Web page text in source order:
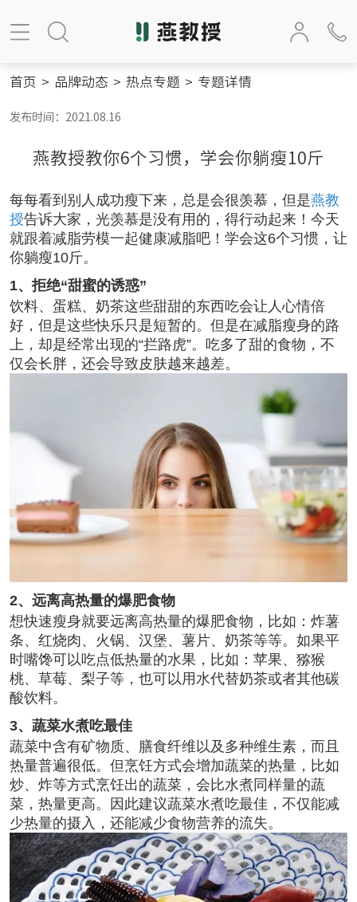
首页 > 品牌动态 > 热点专题 > 专题详情
发布时间：2021.08.16
燕教授教你6个习惯，学会你躺瘦10斤
每每看到别人成功瘦下来，总是会很羡慕，但是燕教
授告诉大家，光羡慕是没有用的，得行动起来！今天
就跟着减脂劳模一起健康减脂吧！学会这6个习惯，让
你躺瘦10斤。
1、拒绝“甜蜜的诱惑”
饮料、蛋糕、奶茶这些甜甜的东西吃会让人心情倍
好，但是这些快乐只是短暂的。但是在减脂瘦身的路
上，却是经常出现的“拦路虎”。吃多了甜的食物，不
仅会长胖，还会导致皮肤越来越差。
2、远离高热量的爆肥食物
想快速瘦身就要远离高热量的爆肥食物，比如：炸薯
条、红烧肉、火锅、汉堡、薯片、奶茶等等。如果平
时嘴馋可以吃点低热量的水果，比如：苹果、猕猴
桃、草莓、梨子等，也可以用水代替奶茶或者其他碳
酸饮料。
3、蔬菜水煮吃最佳
蔬菜中含有矿物质、膳食纤维以及多种维生素，而且
热量普遍很低。但烹饪方式会增加蔬菜的热量，比如
炒、炸等方式烹饪出的蔬菜，会比水煮同样量的蔬
菜，热量更高。因此建议蔬菜水煮吃最佳，不仅能减
少热量的摄入，还能减少食物营养的流失。